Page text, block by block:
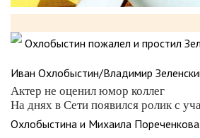
Иван Охлобыстин/Владимир
Актер не оценил юмор коллег
На днях в Сети появился ролик с
Охлобыстина и Михаила